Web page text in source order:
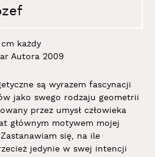
każdy
Autora 2009
są wyrazem fascynacji
jako swego rodzaju geometrii
przez umysł człowieka
głównym motywem mojej
się, na ile
jedynie w swej intencji